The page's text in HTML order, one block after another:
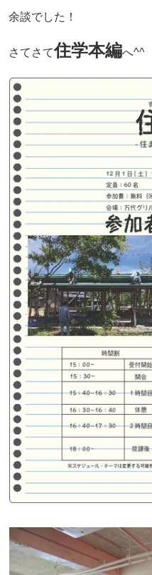
余談でした！
さてさて住学本編へ^^